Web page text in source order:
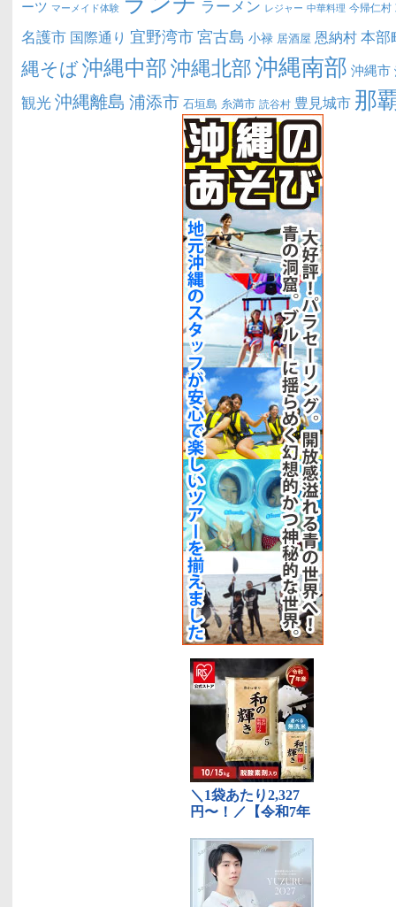
ーツ マーメイド体験 ラーメン レジャー 中華料理 今帰仁村
名護市 国際通り 宜野湾市宮古島 小禄 居酒屋 恩納村本部
縄そば沖縄中部沖縄北部沖縄南部 沖縄市
観光沖縄離島 浦添市 石垣島 糸満市 読谷村 豊見城市 那